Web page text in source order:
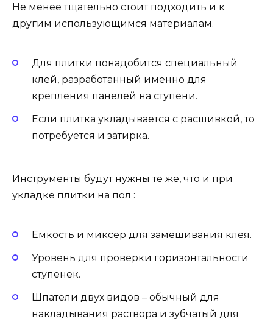
Не менее тщательно стоит подходить и к
другим использующимся материалам.
Для плитки понадобится специальный
клей, разработанный именно для
крепления панелей на ступени.
Если плитка укладывается с расшивкой, то
потребуется и затирка.
Инструменты будут нужны те же, что и при
укладке плитки на пол :
Емкость и миксер для замешивания клея.
Уровень для проверки горизонтальности
ступенек.
Шпатели двух видов – обычный для
накладывания раствора и зубчатый для